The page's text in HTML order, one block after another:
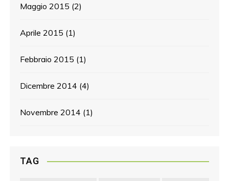
Maggio 2015 (2)
Aprile 2015 (1)
Febbraio 2015 (1)
Dicembre 2014 (4)
Novembre 2014 (1)
TAG